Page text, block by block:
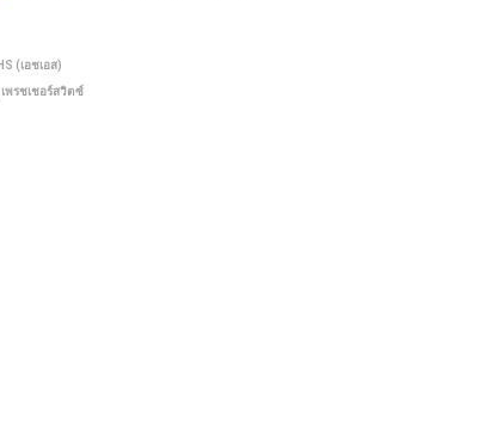
HS (เอชเอส)
เพรชเชอร์สวิตซ์